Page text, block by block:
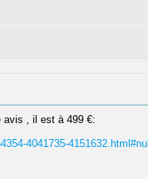
avis , il est à 499 €:
4041735-4151632.html#null